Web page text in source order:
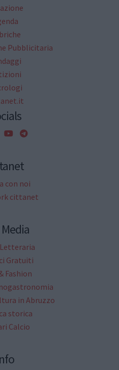
Pubblicitaria
con noi
cittanet
Gratuiti
Fashion
in Abruzzo
storica
Calcio